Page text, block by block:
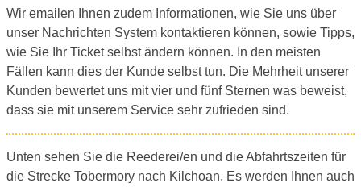
Wir emailen Ihnen zudem Informationen, wie Sie uns über
unser Nachrichten System kontaktieren können, sowie Tipps,
wie Sie Ihr Ticket selbst ändern können. In den meisten
Fällen kann dies der Kunde selbst tun. Die Mehrheit unserer
Kunden bewertet uns mit vier und fünf Sternen was beweist,
dass sie mit unserem Service sehr zufrieden sind.
Unten sehen Sie die Reederei/en und die Abfahrtszeiten für
die Strecke Tobermory nach Kilchoan. Es werden Ihnen auch